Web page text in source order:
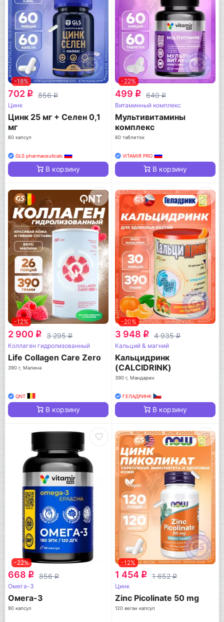
-18%
702 q 856q
Цинк
Цинк 25 мг + Селен 0,1
мг
60 капсул
GLS pharmaceuticals
В корзину
-22%
499 q 640q
Витаминный комплекс
Мультивитамины
комплекс
60 таблеток
VITAMIR PRO
В корзину
-12%
2 900 q 3 295q
Коллаген гидролизованный
Life Collagen Care Zero
390 г, Малина
QNT
В корзину
-20%
3 948 q 4 935q
Кальций & магний
Кальцидринк
(CALCIDRINK)
390 г, Мандарин
ГЕЛАДРИНК
В корзину
-22%
668 q 856q
Омега-3
Омега-3
90 капсул
-12%
1 454 q 1 652q
Цинк
Zinc Picolinate 50 mg
120 веган капсул